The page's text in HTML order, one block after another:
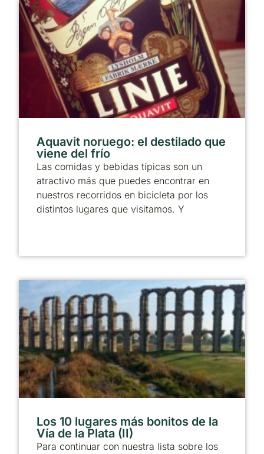
Aquavit noruego: el destilado que
viene del frío
Las comidas y bebidas típicas son un
atractivo más que puedes encontrar en
nuestros recorridos en bicicleta por los
distintos lugares que visitamos. Y
Los 10 lugares más bonitos de la
Vía de la Plata (II)
Para continuar con nuestra lista sobre los